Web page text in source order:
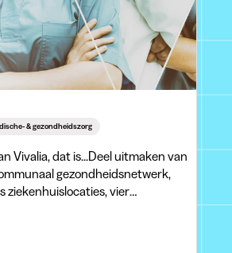
& gezondheidszorg
Vivalia, dat is...Deel uitmaken van
gezondheidsnetwerk,
ziekenhuislocaties, vier
polikliniek, een psychiatrisch
beschut wonen en drie door ONE